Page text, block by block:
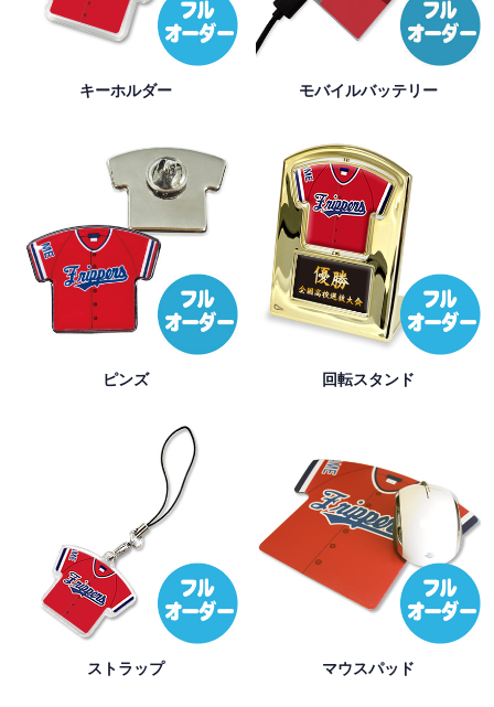
キーホルダー モバイルバッテリー
ピンズ 回転スタンド
ストラップ マウスパッド